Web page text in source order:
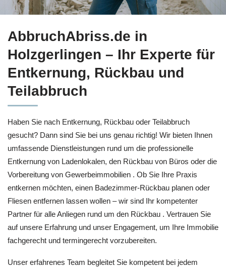
AbbruchAbriss.de in
Holzgerlingen – Ihr Experte für
Entkernung, Rückbau und
Teilabbruch
Haben Sie nach Entkernung, Rückbau oder Teilabbruch
gesucht? Dann sind Sie bei uns genau richtig! Wir bieten Ihnen
umfassende Dienstleistungen rund um die professionelle
Entkernung von Ladenlokalen, den Rückbau von Büros oder die
Vorbereitung von Gewerbeimmobilien . Ob Sie Ihre Praxis
entkernen möchten, einen Badezimmer-Rückbau planen oder
Fliesen entfernen lassen wollen – wir sind Ihr kompetenter
Partner für alle Anliegen rund um den Rückbau . Vertrauen Sie
auf unsere Erfahrung und unser Engagement, um Ihre Immobilie
fachgerecht und termingerecht vorzubereiten.
Unser erfahrenes Team begleitet Sie kompetent bei jedem